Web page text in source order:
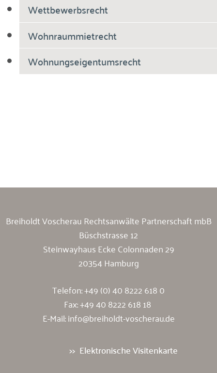
Wettbewerbsrecht
Wohnraummietrecht
Wohnungseigentumsrecht
Breiholdt Voscherau Rechtsanwälte Partnerschaft mbB
Büschstrasse 12
Steinwayhaus Ecke Colonnaden 29
20354 Hamburg
Telefon:+49 (0) 40 8222 618 0
Fax: +49 40 8222 618 18
E-Mail:info@breiholdt-voscherau.de
Elektronische Visitenkarte